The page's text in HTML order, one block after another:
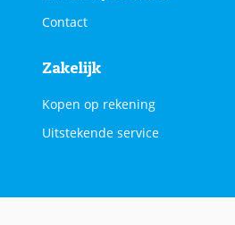
Contact
Zakelijk
Kopen op rekening
Uitstekende service